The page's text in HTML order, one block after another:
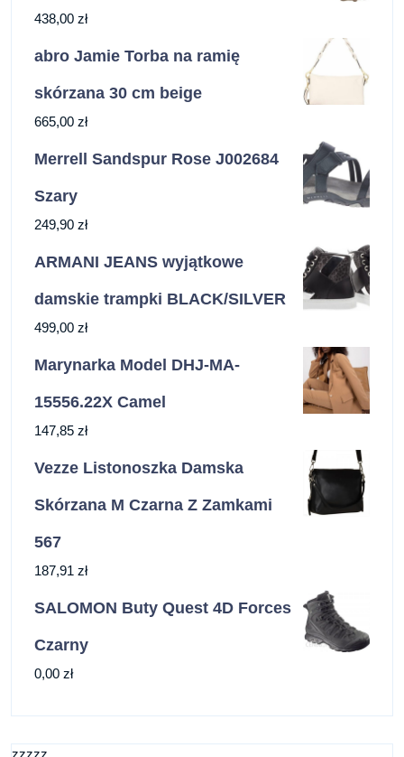
438,00 zł
abro Jamie Torba na ramię
skórzana 30 cm beige
665,00 zł
Merrell Sandspur Rose J002684
Szary
249,90 zł
ARMANI JEANS wyjątkowe
damskie trampki BLACK/SILVER
499,00 zł
Marynarka Model DHJ-MA-
15556.22X Camel
147,85 zł
Vezze Listonoszka Damska
Skórzana M Czarna Z Zamkami
567
187,91 zł
SALOMON Buty Quest 4D Forces
Czarny
0,00 zł
zzzzz